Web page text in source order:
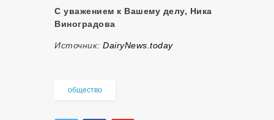
С уважением к Вашему делу, Ника
Виноградова
Источник: DairyNews.today
общество